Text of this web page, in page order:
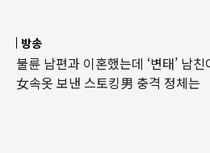
방송
불륜 남편과 이혼했는데 ‘변태’ 남
女속옷 보낸 스토킹男 충격 정체는